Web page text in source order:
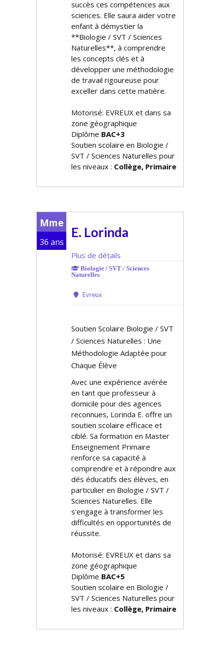
succès ces compétences aux
sciences. Elle saura aider votre
enfant à démystifier la
**Biologie / SVT / Sciences
Naturelles**, à comprendre
les concepts clés et à
développer une méthodologie
de travail rigoureuse pour
exceller dans cette matière.
Motorisé: EVREUX et dans sa
zone géographique
Diplôme BAC+3
Soutien scolaire en Biologie /
SVT / Sciences Naturelles pour
les niveaux : Collège, Primaire
Mme
36 ans
E. Lorinda
Plus de détails
Biologie / SVT / Sciences
Naturelles
Evreux
Soutien Scolaire Biologie / SVT
/ Sciences Naturelles : Une
Méthodologie Adaptée pour
Chaque Élève
Avec une expérience avérée
en tant que professeur à
domicile pour des agences
reconnues, Lorinda E. offre un
soutien scolaire efficace et
ciblé. Sa formation en Master
Enseignement Primaire
renforce sa capacité à
comprendre et à répondre aux
défis éducatifs des élèves, en
particulier en Biologie / SVT /
Sciences Naturelles. Elle
s'engage à transformer les
difficultés en opportunités de
réussite.
Motorisé: EVREUX et dans sa
zone géographique
Diplôme BAC+5
Soutien scolaire en Biologie /
SVT / Sciences Naturelles pour
les niveaux : Collège, Primaire